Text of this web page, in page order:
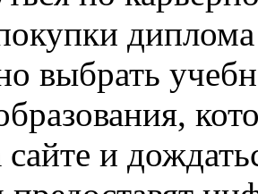
выбрать
сайте и